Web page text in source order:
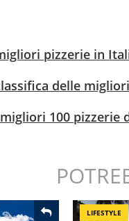
pizzerie in
delle
100 pizzerie
LIFESTYLE